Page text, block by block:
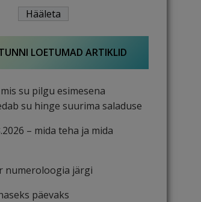
LOETUMAD ARTIKLID
su pilgu esimesena
su hinge suurima saladuse
– mida teha ja mida
numeroloogia järgi
päevaks